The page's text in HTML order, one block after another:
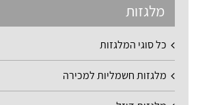
מלגזות
כל סוגי המלגזות
מלגזות חשמליות למכירה